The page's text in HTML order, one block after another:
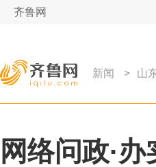
齐鲁网
新闻 > 山
网络问政·